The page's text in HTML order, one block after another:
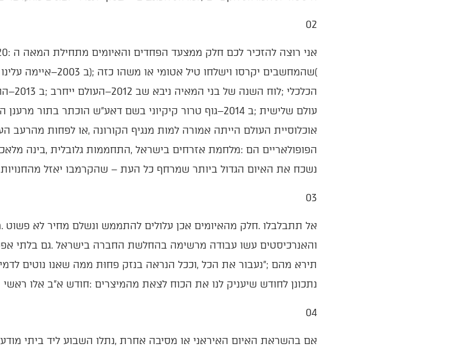
02‭ ‬
‬נשכח‭ ‬את‭ ‬האיום‭ ‬הגדול‭ ‬ביותר‭ ‬שמרחף‭ ‬כל‭ ‬העת‭ ‬‮–‬‭ ‬שהקרמבו‭ ‬יאזל‭ ‬מהחנויות‭…‬
03‭ ‬
‬נתכונן‭ ‬לחודש‭ ‬שיעניק‭ ‬לנו‭ ‬את‭ ‬הכוח‭ ‬לצאת‭ ‬מהמיצרים‭: ‬חודש‭ ‬א"ב‭ ‬אלו‭ ‬ראשי‭ ‬תיבות‭ ‬‮–‬‭ ‬אלול‭ ‬בא‭! ‬הוא‭ ‬ממש‭ ‬כאן‭…‬
04‭ ‬